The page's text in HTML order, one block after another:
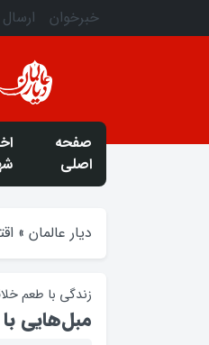
خبرخوان
صفحه
اصلی
دیار عالمان »
زندگی با طعم
مبل‌هایی